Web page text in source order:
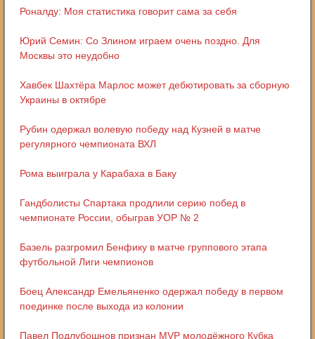
Роналду: Моя статистика говорит сама за себя
Юрий Семин: Со Злином играем очень поздно. Для
Москвы это неудобно
Хавбек Шахтёра Марлос может дебютировать за сборную
Украины в октябре
Рубин одержал волевую победу над Кузней в матче
регулярного чемпионата ВХЛ
Рома выиграла у Карабаха в Баку
Гандболисты Спартака продлили серию побед в
чемпионате России, обыграв УОР № 2
Базель разгромил Бенфику в матче группового этапа
футбольной Лиги чемпионов
Боец Александр Емельяненко одержал победу в первом
поединке после выхода из колонии
Павел Подлубошнов признан MVP молодёжного Кубка